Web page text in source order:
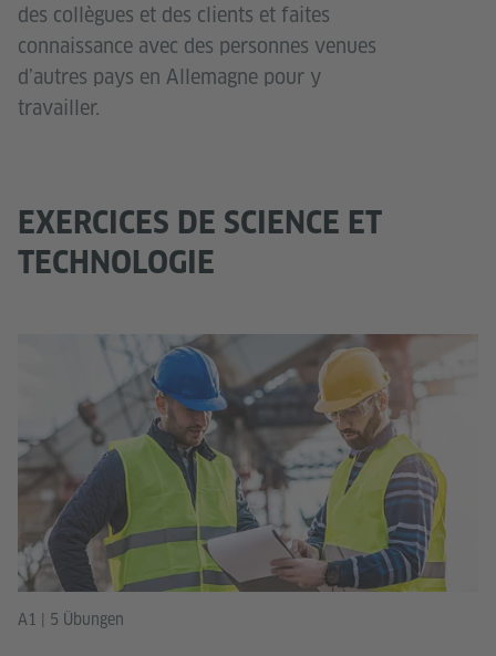
des collègues et des clients et faites
connaissance avec des personnes venues
d’autres pays en Allemagne pour y
travailler.
EXERCICES DE SCIENCE ET
TECHNOLOGIE
A1 | 5 Übungen